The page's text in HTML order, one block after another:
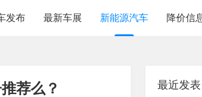
发布 最新车展 新能源汽车 降价信
荐么？ 最近发表